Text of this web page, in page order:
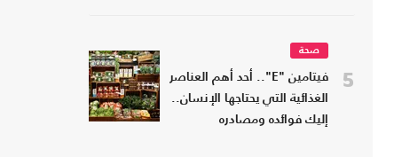
5
صحة
فيتامين "E".. أحد أهم العناصر
الغذائية التي يحتاجها الإنسان..
إليك فوائده ومصادره